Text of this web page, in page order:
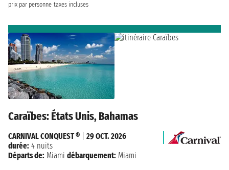
prix par personne taxes incluses
Caraïbes: États Unis, Bahamas
CARNIVAL CONQUEST ®
29 OCT. 2026
durée: 4 nuits
Départs de: Miami débarquement: Miami